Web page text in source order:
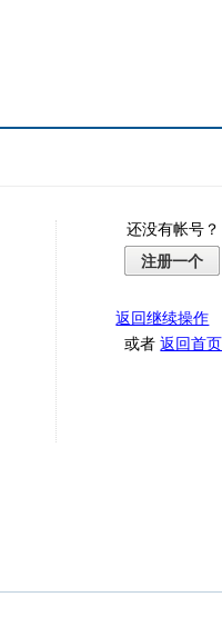
还没有帐号？
注册一个
返回继续操作
或者返回首页